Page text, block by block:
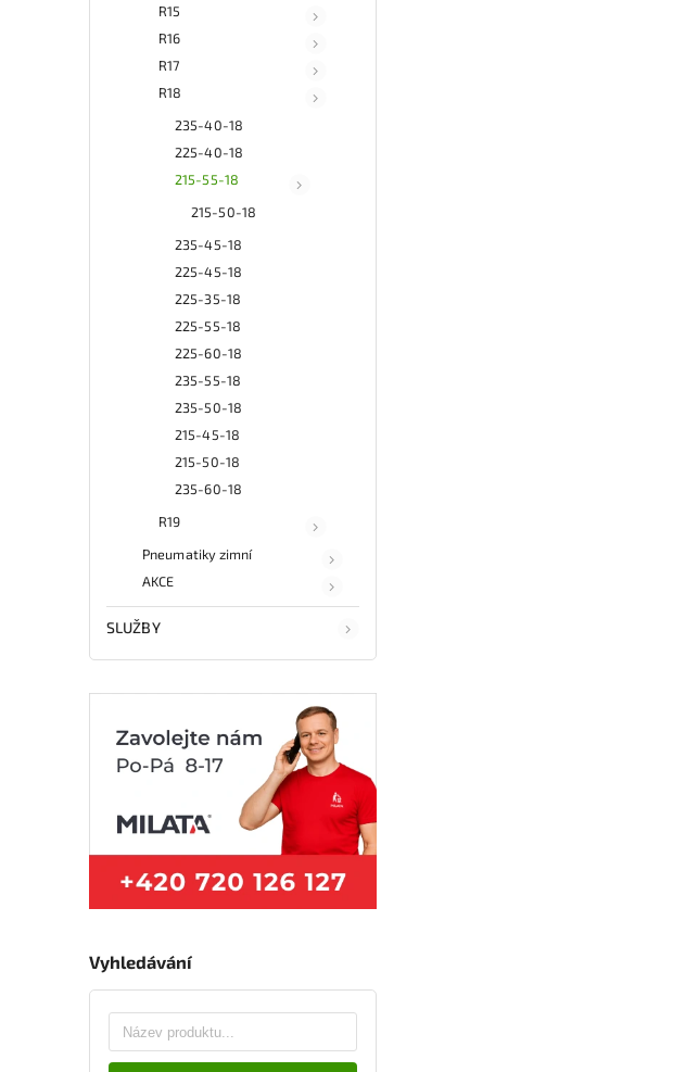
R15
R16
R17
R18
235-40-18
225-40-18
215-55-18
215-50-18
235-45-18
225-45-18
225-35-18
225-55-18
225-60-18
235-55-18
235-50-18
215-45-18
215-50-18
235-60-18
R19
Pneumatiky zimní
AKCE
SLUŽBY
Vyhledávání